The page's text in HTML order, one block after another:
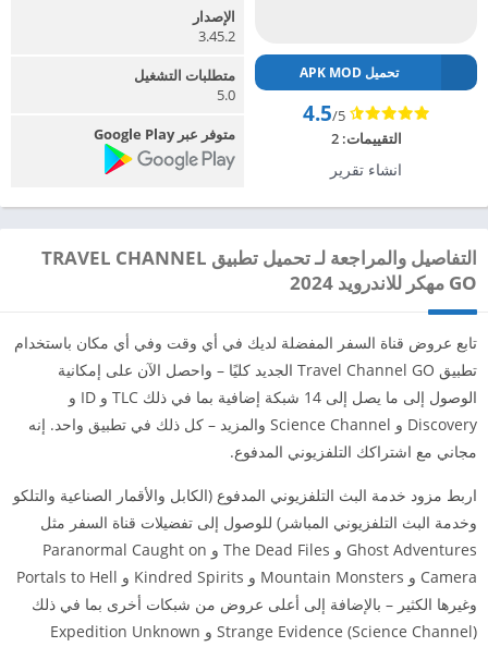
تحميل APK MOD
4.5/5
التقييمات:2
انشاء تقرير
الإصدار
3.45.2
متطلبات التشغيل
5.0
متوفر عبر Google Play
التفاصيل والمراجعة لـ تحميل تطبيق TRAVEL CHANNEL
GO مهكر للاندرويد 2024
تابع عروض قناة السفر المفضلة لديك في أي وقت وفي أي مكان باستخدام
تطبيق Travel Channel GO الجديد كليًا – واحصل الآن على إمكانية
الوصول إلى ما يصل إلى 14 شبكة إضافية بما في ذلك TLC و ID و
Discovery و Science Channel والمزيد – كل ذلك في تطبيق واحد. إنه
مجاني مع اشتراكك التلفزيوني المدفوع.
اربط مزود خدمة البث التلفزيوني المدفوع (الكابل والأقمار الصناعية والتلكو
وخدمة البث التلفزيوني المباشر) للوصول إلى تفضيلات قناة السفر مثل
Ghost Adventures و The Dead Files و Paranormal Caught on
Camera و Mountain Monsters و Kindred Spirits و Portals to Hell
وغيرها الكثير – بالإضافة إلى أعلى عروض من شبكات أخرى بما في ذلك
Strange Evidence (Science Channel) و Expedition Unknown